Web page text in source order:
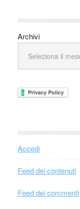
Archivi
Accedi
Feed dei contenuti
Feed dei commenti